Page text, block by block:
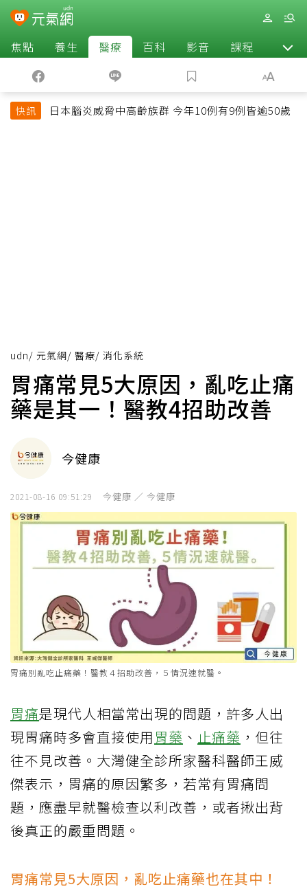
焦點 養生 醫療 百科 影音 課程 退休
快訊 日本腦炎威脅中高齡族群 今年10例有9例皆逾50歲
udn/ 元氣網/ 醫療/ 消化系統
胃痛常見5大原因，亂吃止痛
藥是其一！醫教4招助改善
今健康
2021-08-16 09:51:29 今健康 ／ 今健康
胃痛別亂吃止痛藥！醫教４招助改善，５情況速就醫。
胃痛是現代人相當常出現的問題，許多人出
現胃痛時多會直接使用 胃藥 、 止痛藥 ，但往
往不見改善。大灣健全診所家醫科醫師王威
傑表示，胃痛的原因繁多，若常有胃痛問
題，應盡早就醫檢查以利改善，或者揪出背
後真正的嚴重問題。
胃痛常見5大原因，亂吃止痛藥也在其中！